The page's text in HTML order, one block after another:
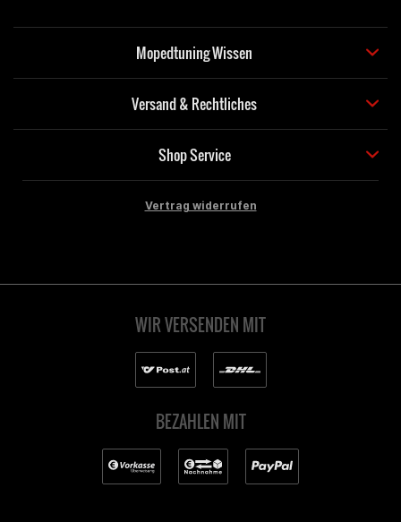
Mopedtuning Wissen
Versand & Rechtliches
Shop Service
Vertrag widerrufen
WIR VERSENDEN MIT
BEZAHLEN MIT